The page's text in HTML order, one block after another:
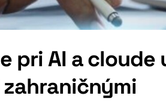
pri AI a